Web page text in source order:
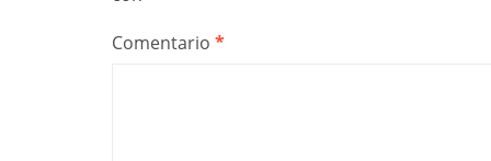
Comentario *